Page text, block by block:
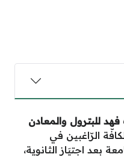
للبترول والمعادن
الرّاغبين في
بعد اجتيَاز الثانوية،